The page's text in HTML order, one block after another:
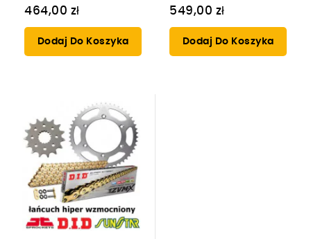
464,00 zł
Dodaj Do Koszyka
549,00 zł
Dodaj Do Koszyka